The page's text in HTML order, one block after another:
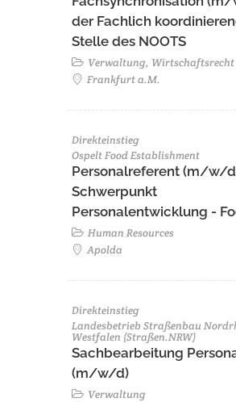
der Fachlich
Stelle des NOOTS
Verwaltung, Wirtschaftsrecht
Frankfurt a.M.
Direkteinstieg
Ospelt Food Establishment
Personalreferent (m/w/
Schwerpunkt
Personalentwicklung -
Human Resources
Apolda
Direkteinstieg
Landesbetrieb Straßenbau
Westfalen (Straßen.NRW)
Sachbearbeitung
(m/w/d)
Verwaltung